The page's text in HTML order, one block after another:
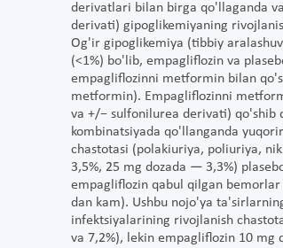
derivatlari bilan birga qo'llaganda
derivati) gipoglikemiyaning
Og'ir gipoglikemiya (tibbiy
(<1%) bo'lib, empagliflozin va
empagliflozinni metformin bilan
metformin). Empagliflozinni
va +/− sulfonilurea derivati) qo'shib
kombinatsiyada qo'llanganda
chastotasi (polakiuriya, poliuriya,
3,5%, 25 mg dozada — 3,3%)
empagliflozin qabul qilgan
dan kam). Ushbu nojo'ya
infektsiyalarining rivojlanish
va 7,2%), lekin empagliflozin 10 mg